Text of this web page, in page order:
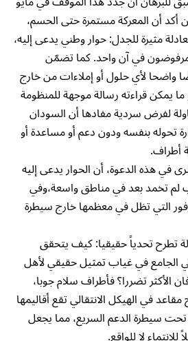
أكد أن المعركة مستمرة حتى الحسم،
مثيرة للجدل: حوار وطني يدعى إليه،
في آن واحد. كما تضمّن
واضحا لأي حلول أو إملاءات من خارج
يمكن قراءته رسالة موجهة للمنظومة
لفرض سردية مفادها أن السودان
تحوله بنفسه ودون دعم أو مساعدة أو
أطراف.
في هذه الدعوة، أن الحوار يدعى إليه
لم تخمد بعد في مناطق واسعة،وفي
التي تظل في معظمها خارج سيطرة
تطرح تحدياً حقيقيا: كيف يتحقق
الجامع في غياب تمثيل حقيقي لأهل
الأكثر تضررا؟ فأطراف سلام جوبا،
في الهيكل الانتقالي تقع أقاليمها
سيطرة الدعم السريع، مما يجعل